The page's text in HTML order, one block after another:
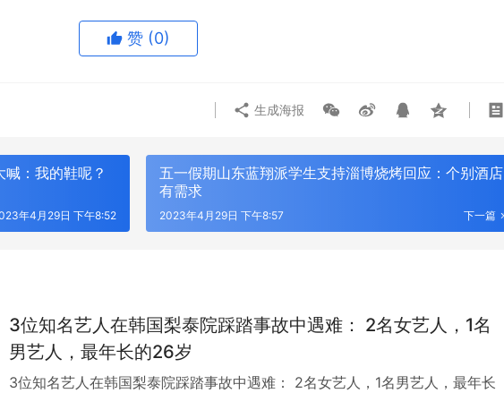
赞 (0)
生成海报
喊：我的鞋呢？
年4月29日 下午8:52
五一假期山东蓝翔派学生支持淄博烧烤回应：个别酒店
有需求
下一篇
2023年4月29日 下午8:57
3位知名艺人在韩国梨泰院踩踏事故中遇难： 2名女艺人，1名
男艺人，最年长的26岁
3位知名艺人在韩国梨泰院踩踏事故中遇难： 2名女艺人，1名男艺人，最年长